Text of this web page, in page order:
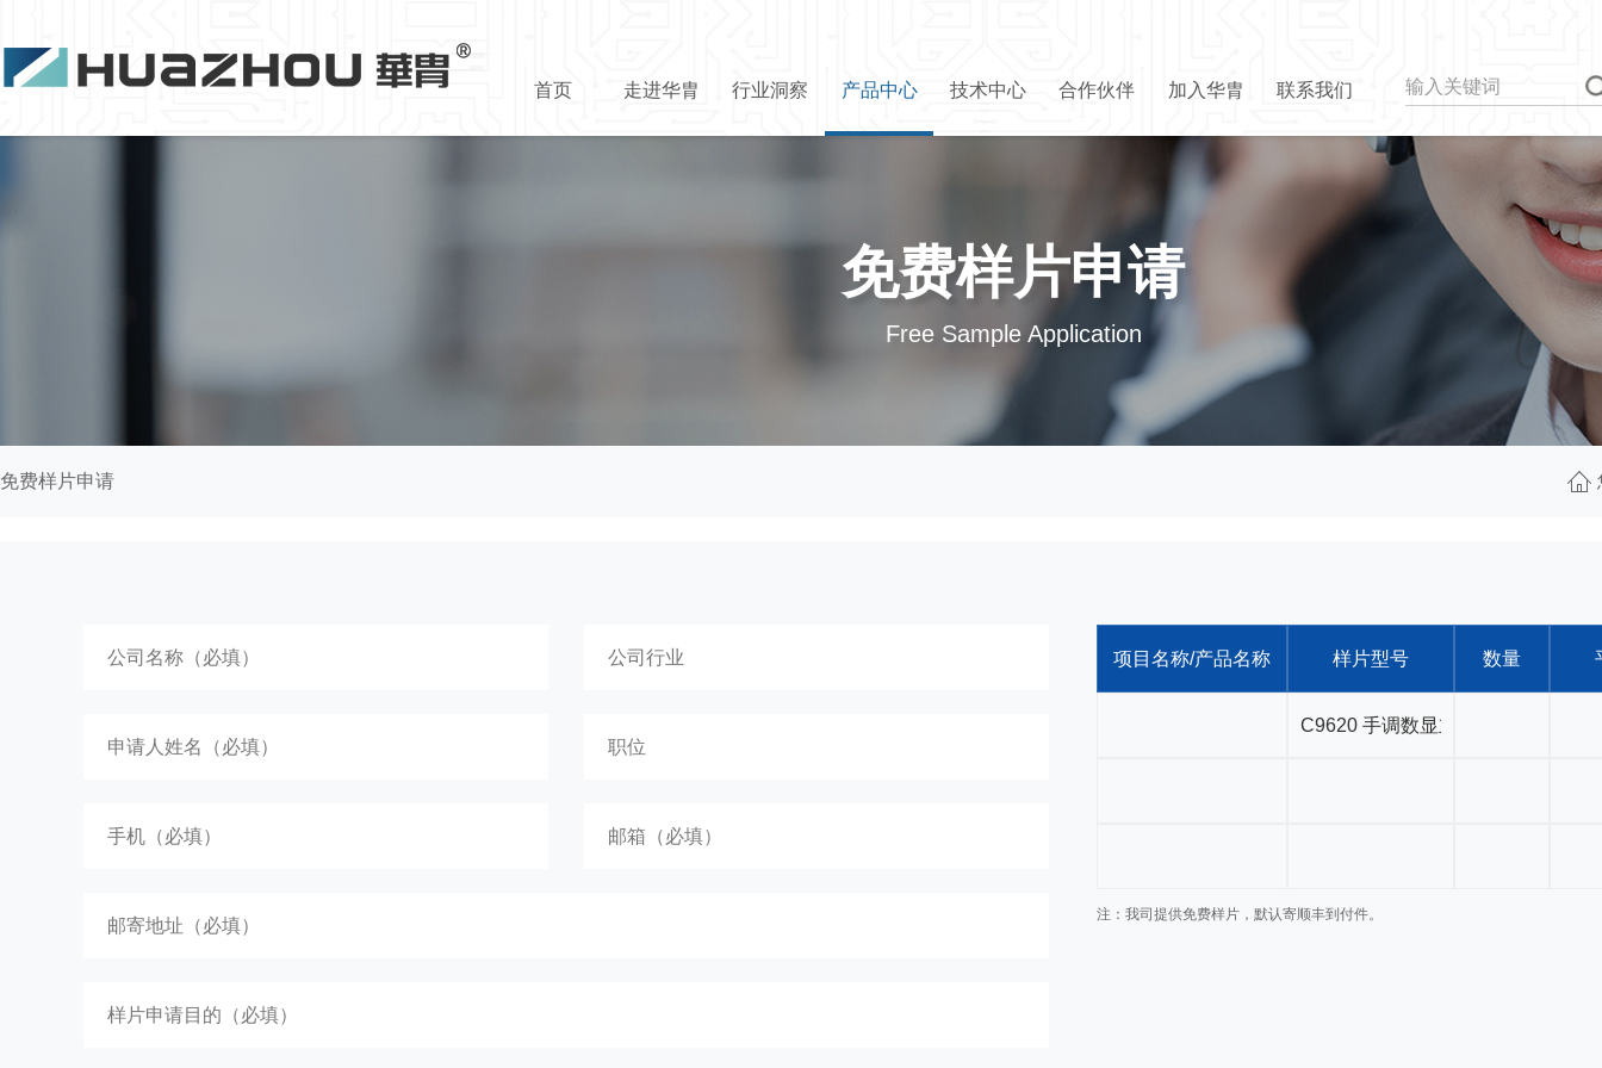
首页 走进华胄 行业洞察 产品中心 技术中心 合作伙伴 加入华胄 联系我们
免费样片申请
Free Sample Application
免费样片申请
项目名称/产品名称 样片型号 数量
注：我司提供免费样片，默认寄顺丰到付件。